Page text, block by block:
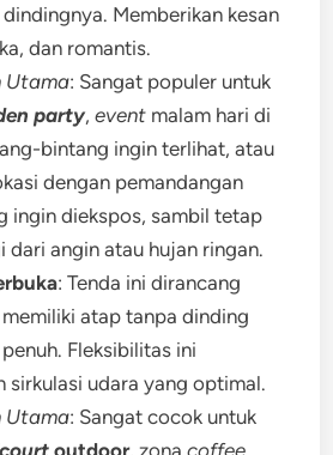
Memberikan kesan
dan romantis.
Utama: Sangat populer untuk
party,event malam hari di
bintang ingin terlihat, atau
dengan pemandangan
ingin diekspos, sambil tetap
dari angin atau hujan ringan.
: Tenda ini dirancang
atap tanpa dinding
Fleksibilitas ini
sirkulasi udara yang optimal.
Utama: Sangat cocok untuk
outdoor, zonacoffee